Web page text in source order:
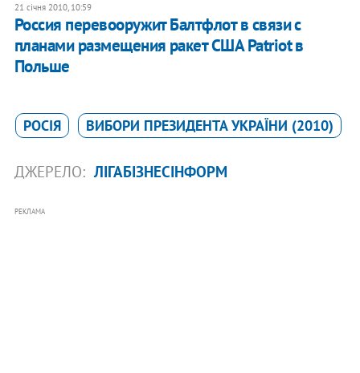
21 січня 2010, 10:59
Россия перевооружит Балтфлот в связи с
планами размещения ракет США Patriot в
Польше
РОСІЯ ВИБОРИ ПРЕЗИДЕНТА УКРАЇНИ (2010)
ДЖЕРЕЛО: ЛІГАБІЗНЕСІНФОРМ
РЕКЛАМА